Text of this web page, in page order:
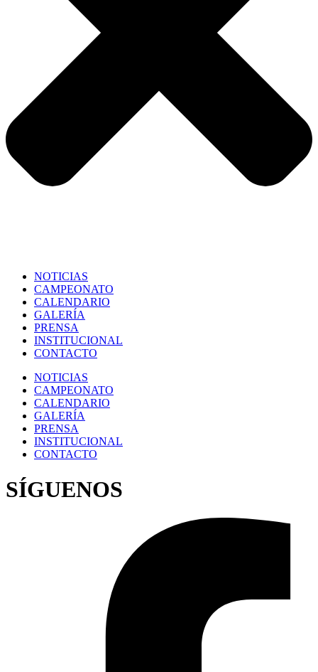
NOTICIAS
CAMPEONATO
CALENDARIO
GALERÍA
PRENSA
INSTITUCIONAL
CONTACTO
NOTICIAS
CAMPEONATO
CALENDARIO
GALERÍA
PRENSA
INSTITUCIONAL
CONTACTO
SÍGUENOS